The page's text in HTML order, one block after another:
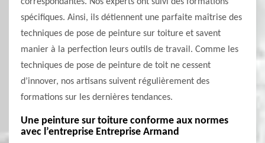
spécifiques. Ainsi, ils détiennent une parfaite maîtrise des
techniques de pose de peinture sur toiture et savent
manier à la perfection leurs outils de travail. Comme les
techniques de pose de peinture de toit ne cessent
d’innover, nos artisans suivent régulièrement des
formations sur les dernières tendances.
Une peinture sur toiture conforme aux normes
avec l’entreprise Entreprise Armand